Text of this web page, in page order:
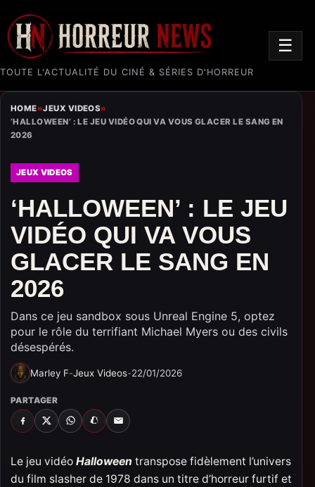
TOUTE L'ACTUALITÉ DU CINÉ & SÉRIES D'HORREUR
☰
HOME»JEUX VIDEOS»
‘HALLOWEEN’ : LE JEU VIDÉO QUI VA VOUS GLACER LE SANG EN
2026
JEUX VIDEOS
‘HALLOWEEN’ : LE JEU
VIDÉO QUI VA VOUS
GLACER LE SANG EN
2026
Dans ce jeu sandbox sous Unreal Engine 5, optez
pour le rôle du terrifiant Michael Myers ou des civils
désespérés.
Marley F-Jeux Videos-22/01/2026
PARTAGER
FACEBOOK
X WHATSAPP
SNAPCHAT
EMAIL
Le jeu vidéo Halloween transpose fidèlement l’univers
du film slasher de 1978 dans un titre d’horreur furtif et